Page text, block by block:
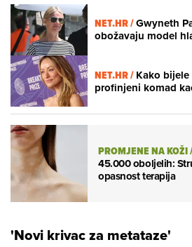
NET.HR /Gwyneth
obožavaju model
NET.HR /Kako
profinjeni komad
PROMJENE NA KOŽI
45.000 oboljelih:
opasnost terapija
'Novi krivac za metataze'